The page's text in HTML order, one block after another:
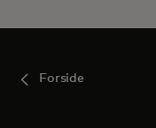
Forside